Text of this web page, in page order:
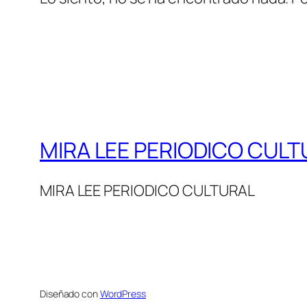
MIRA LEE PERIODICO
MIRA LEE PERIODICO CULTURAL
Diseñado conWordPress